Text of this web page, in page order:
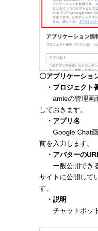
〇アプリケーショ
・ プロジェクト
amieの管理画面
しておきます。
・アプリ名
Google Chat画
前を入力します。
・アバターの
一般公開できる
サイトに公開して
す。
・説明
チャットボット